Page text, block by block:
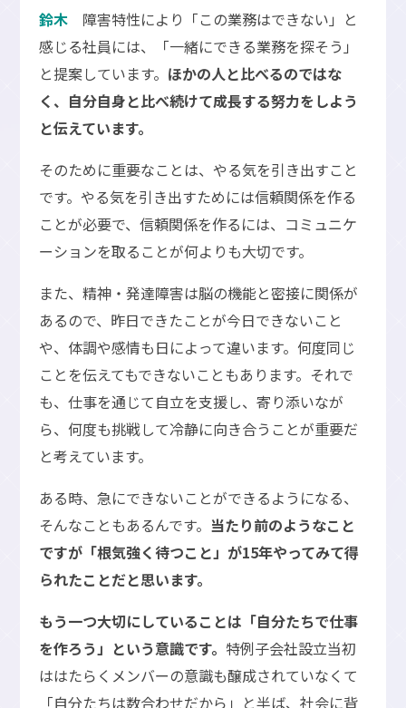
鈴木障害特性により「この業務はできない」と
感じる社員には、「一緒にできる業務を探そう」
と提案しています。 ほかの人と比べるのではな
く、自分自身と比べ続けて成長する努力をしよう
と伝えています。
そのために重要なことは、やる気を引き出すこと
です。やる気を引き出すためには信頼関係を作る
ことが必要で、信頼関係を作るには、コミュニケ
ーションを取ることが何よりも大切です。
また、精神・発達障害は脳の機能と密接に関係が
あるので、昨日できたことが今日できないこと
や、体調や感情も日によって違います。何度同じ
ことを伝えてもできないこともあります。それで
も、仕事を通じて自立を支援し、寄り添いなが
ら、何度も挑戦して冷静に向き合うことが重要だ
と考えています。
ある時、急にできないことができるようになる、
そんなこともあるんです。 当たり前のようなこと
ですが「根気強く待つこと」が15年やってみて得
られたことだと思います。
もう一つ大切にしていることは「自分たちで仕事
を作ろう」という意識です。 特例子会社設立当初
ははたらくメンバーの意識も醸成されていなくて
「自分たちは数合わせだから」と半ば、社会に背